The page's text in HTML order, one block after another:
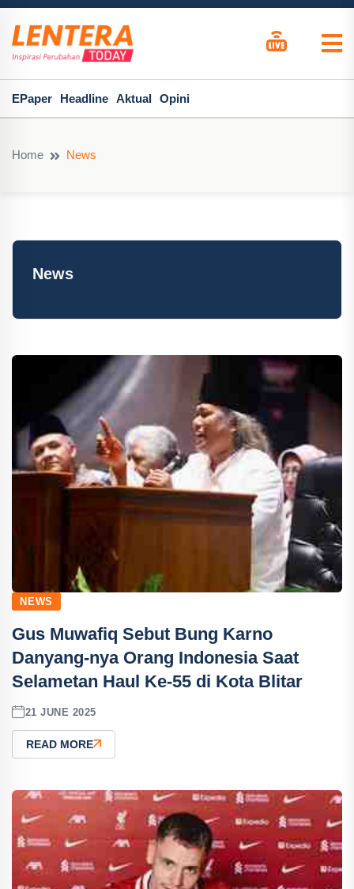
EPaper Headline Aktual Opini
Home News
News
NEWS
Gus Muwafiq Sebut Bung Karno
Danyang-nya Orang Indonesia Saat
Selametan Haul Ke-55 di Kota Blitar
21 JUNE 2025
READ MORE